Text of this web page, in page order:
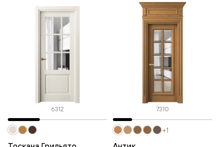
6312 7310
+1